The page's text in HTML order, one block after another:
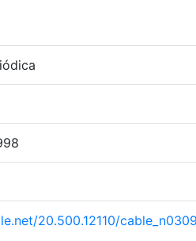
20.500.12110/